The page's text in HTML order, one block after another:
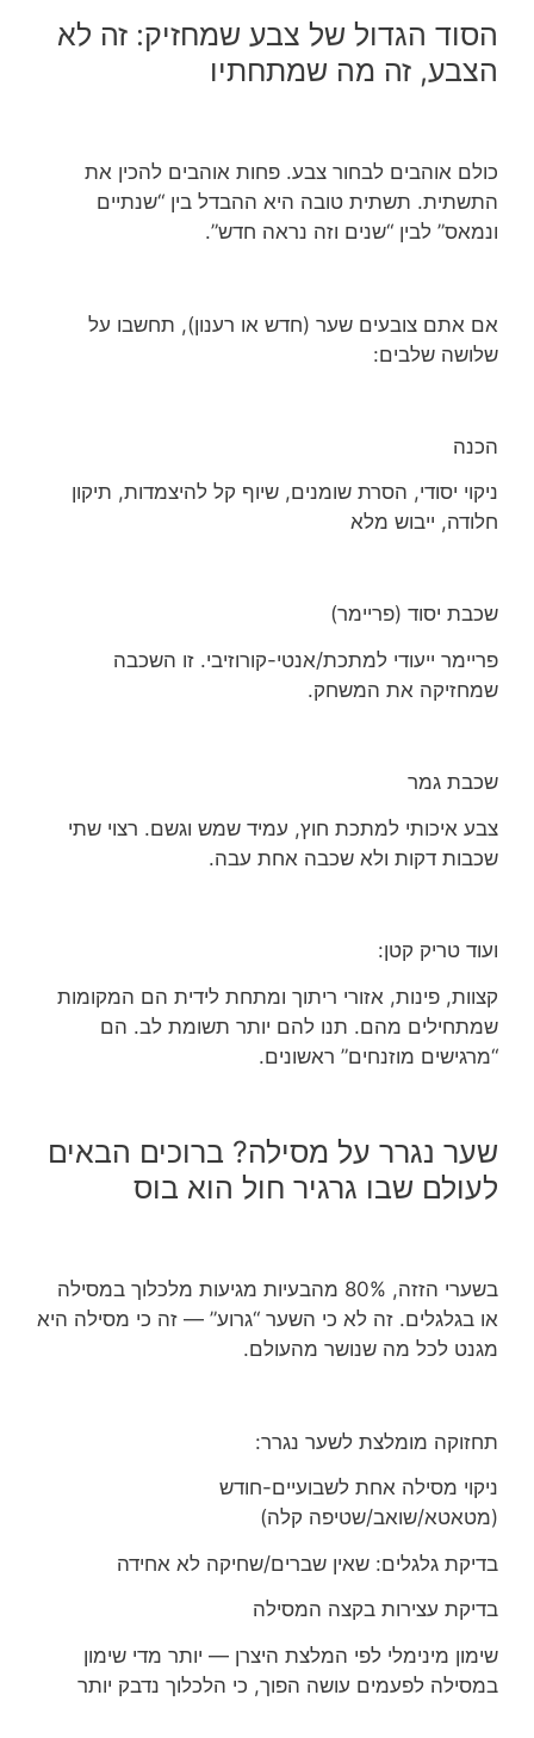
הסוד הגדול של צבע שמחזיק: זה לא
הצבע, זה מה שמתחתיו
כולם אוהבים לבחור צבע. פחות אוהבים להכין את
התשתית. תשתית טובה היא ההבדל בין “שנתיים
ונמאס” לבין “שנים וזה נראה חדש”.
אם אתם צובעים שער (חדש או רענון), תחשבו על
שלושה שלבים:
הכנה
ניקוי יסודי, הסרת שומנים, שיוף קל להיצמדות, תיקון
חלודה, ייבוש מלא
שכבת יסוד (פריימר)
פריימר ייעודי למתכת/אנטי-קורוזיבי. זו השכבה
שמחזיקה את המשחק.
שכבת גמר
צבע איכותי למתכת חוץ, עמיד שמש וגשם. רצוי שתי
שכבות דקות ולא שכבה אחת עבה.
ועוד טריק קטן:
קצוות, פינות, אזורי ריתוך ומתחת לידית הם המקומות
שמתחילים מהם. תנו להם יותר תשומת לב. הם
“מרגישים מוזנחים” ראשונים.
שער נגרר על מסילה? ברוכים הבאים
לעולם שבו גרגיר חול הוא בוס
בשערי הזזה, 80% מהבעיות מגיעות מלכלוך במסילה
או בגלגלים. זה לא כי השער “גרוע” — זה כי מסילה היא
מגנט לכל מה שנושר מהעולם.
תחזוקה מומלצת לשער נגרר:
ניקוי מסילה אחת לשבועיים-חודש
(מטאטא/שואב/שטיפה קלה)
בדיקת גלגלים: שאין שברים/שחיקה לא אחידה
בדיקת עצירות בקצה המסילה
שימון מינימלי לפי המלצת היצרן — יותר מדי שימון
במסילה לפעמים עושה הפוך, כי הלכלוך נדבק יותר